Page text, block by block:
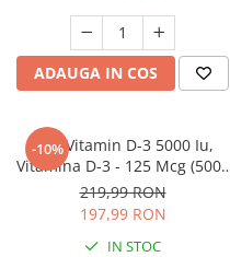
Vitamina C
Vitamina D
Vitamina K
Zinc
ADAUGA IN COS
-10%
Gnc Vitamin D-3 5000 Iu,
Vitamina D-3 - 125 Mcg (5000
Ui) Naturala 100% Din
Lanolina, 180 Tb
219,99 RON
197,99 RON
IN STOC